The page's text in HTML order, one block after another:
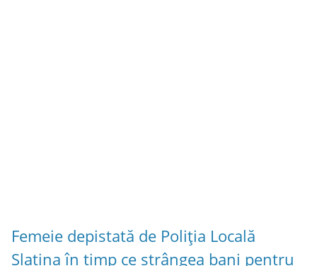
Femeie depistată de Poliția Locală
Slatina în timp ce strângea bani pentru